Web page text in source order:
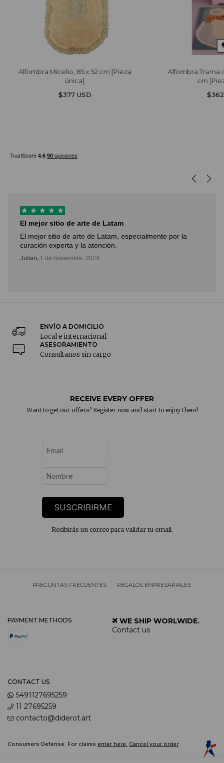
Alfombra Micelio, 85 x 52 cm [Pieza
única]
$377 USD
Alfombra Trama
cm
El mejor sitio de arte de Latam
El mejor sitio de arte de Latam, especialmente por la
curación experta y la atención.
Julian, 1 de noviembre, 2024
ENVÍO A DOMICILIO
Local e internacional
ASESORAMIENTO
Consultanos sin cargo
RECEIVE EVERY OFFER
Want to get our offers? Register now and start to enjoy them!
SUSCRIBIRME
Recibirás un correo para validar tu email.
PREGUNTAS FRECUENTES REGALOS EMPRESARIALES
PAYMENT METHODS
WE SHIP WORLWIDE.
Contact us
CONTACT US
5491127695259
11 27695259
contacto@diderot.art
Consumers Defense. For claims enter here. Cancel your order